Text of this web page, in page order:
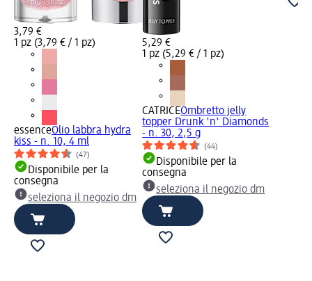
3,79 €
1 pz (3,79 € / 1 pz)
essenceOlio labbra hydra
kiss - n. 10, 4 ml
(47)
Disponibile per la
consegna
seleziona il negozio dm
5,29 €
1 pz (5,29 € / 1 pz)
CATRICEOmbretto jelly
topper Drunk 'n' Diamonds
- n. 30, 2,5 g
(44)
Disponibile per la
consegna
seleziona il negozio dm